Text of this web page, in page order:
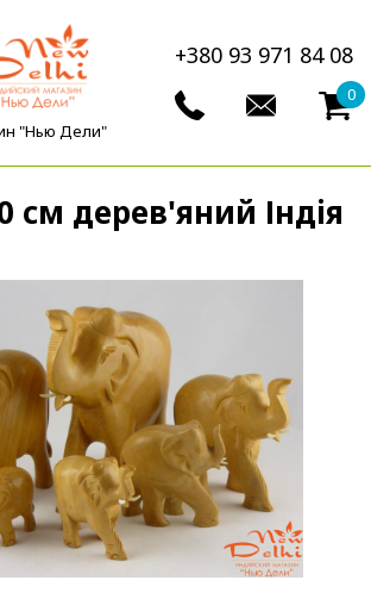
"Нью Дели"
+380 93 971 84 08
0
см дерев'яний Індія